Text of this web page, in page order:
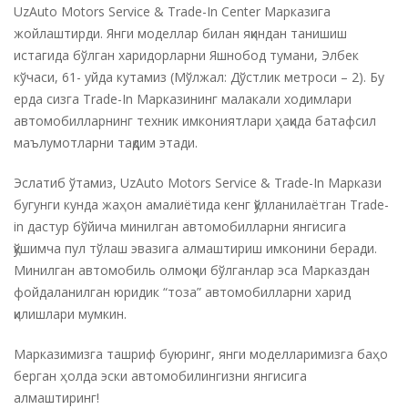
UzAuto Motors Service & Trade-In Center Марказига
жойлаштирди. Янги моделлар билан яқиндан танишиш
истагида бўлган харидорларни Яшнобод тумани, Элбек
кўчаси, 61- уйда кутамиз (Мўлжал: Дўстлик метроси – 2). Бу
ерда сизга Trade-In Марказининг малакали ходимлари
автомобилларнинг техник имкониятлари ҳақида батафсил
маълумотларни тақдим этади.
Эслатиб ўтамиз, UzAuto Motors Service & Trade-In Маркази
бугунги кунда жаҳон амалиётида кенг қўлланилаётган Trade-
in дастур бўйича минилган автомобилларни янгисига
қўшимча пул тўлаш эвазига алмаштириш имконини беради.
Минилган автомобиль олмоқчи бўлганлар эса Марказдан
фойдаланилган юридик “тоза” автомобилларни харид
қилишлари мумкин.
Марказимизга ташриф буюринг, янги моделларимизга баҳо
берган ҳолда эски автомобилингизни янгисига
алмаштиринг!